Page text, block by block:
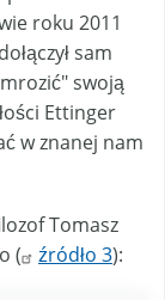
roku 2011
sam
swoją
Ettinger
w znanej nam
Tomasz
(
źródło 3):